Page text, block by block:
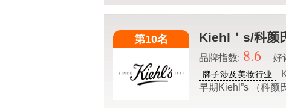
第10名 Kiehl＇s/科颜
品牌指数: 8.6 好
牌子涉及美妆行业
早期Kiehl”s （科颜